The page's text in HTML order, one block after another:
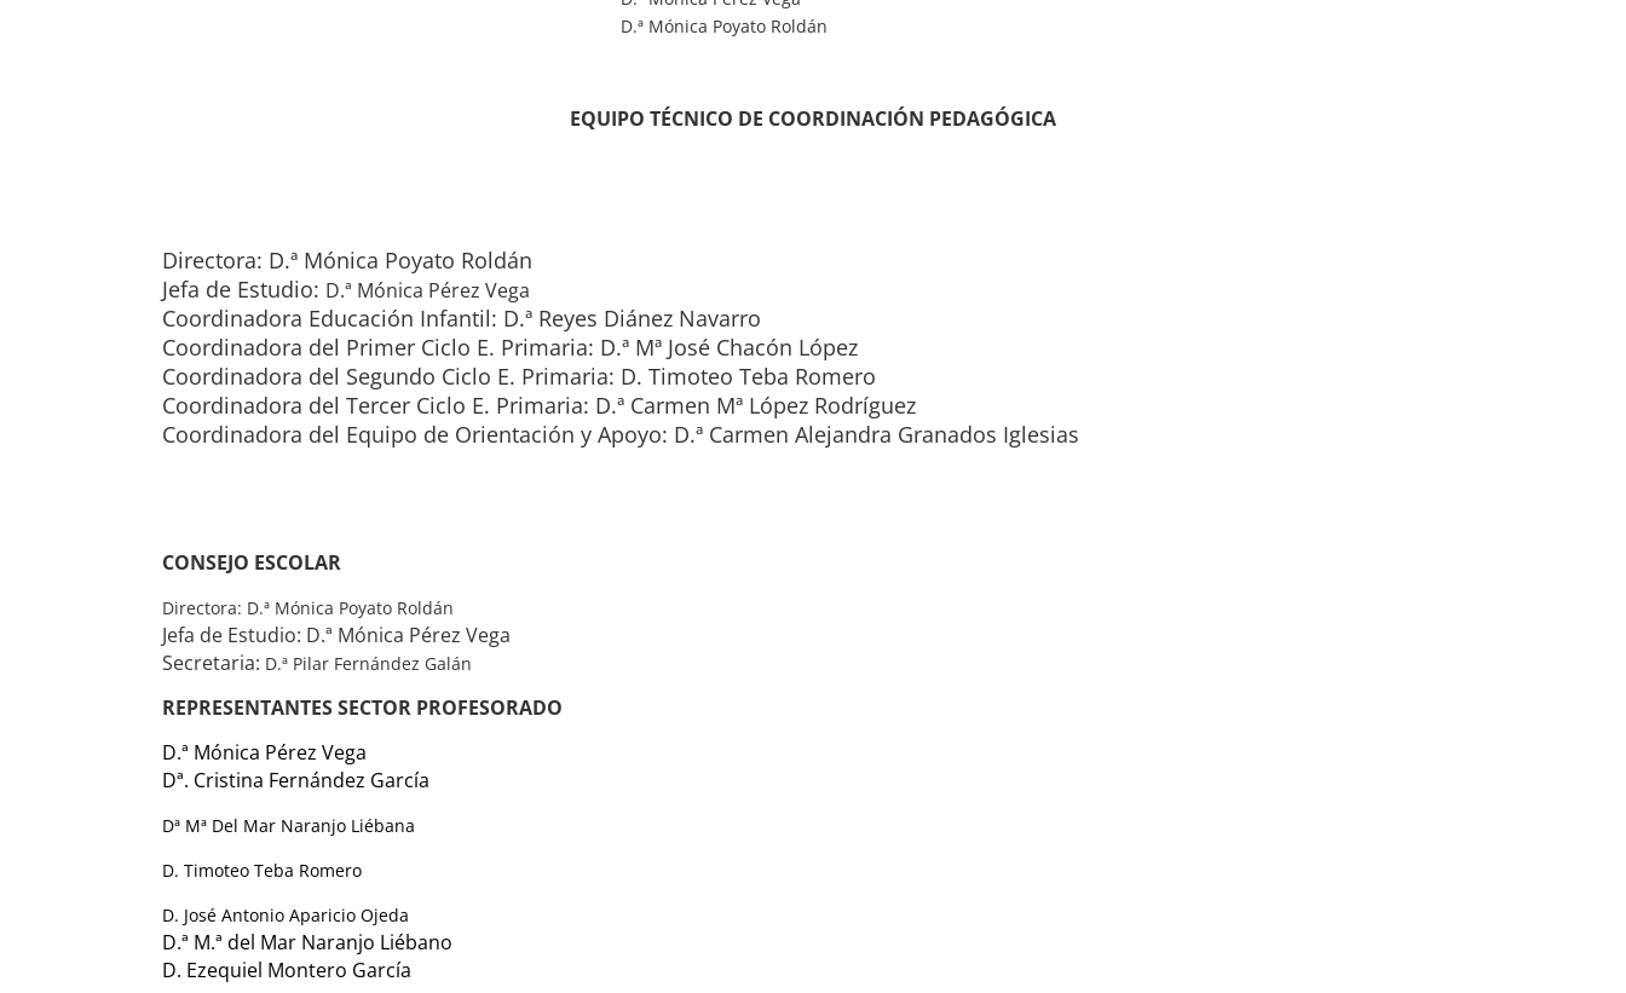
D.ª Mónica Poyato Roldán
EQUIPO TÉCNICO DE COORDINACIÓN PEDAGÓGICA
Directora: D.ª Mónica Poyato Roldán
Jefa de Estudio: D.ª Mónica Pérez Vega
Coordinadora Educación Infantil: D.ª Reyes Diánez Navarro
Coordinadora del Primer Ciclo E. Primaria: D.ª Mª José Chacón López
Coordinadora del Segundo Ciclo E. Primaria: D. Timoteo Teba Romero
Coordinadora del Tercer Ciclo E. Primaria: D.ª Carmen Mª López Rodríguez
Coordinadora del Equipo de Orientación y Apoyo: D.ª Carmen Alejandra Granados Iglesias
CONSEJO ESCOLAR
Directora: D.ª Mónica Poyato Roldán
Jefa de Estudio: D.ª Mónica Pérez Vega
Secretaria: D.ª Pilar Fernández Galán
REPRESENTANTES SECTOR PROFESORADO
D.ª Mónica Pérez Vega
Dª. Cristina Fernández García
Dª Mª Del Mar Naranjo Liébana
D. Timoteo Teba Romero
D. José Antonio Aparicio Ojeda
D.ª M.ª del Mar Naranjo Liébano
D. Ezequiel Montero García